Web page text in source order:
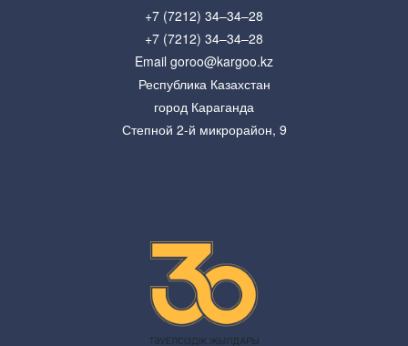
+7 (7212) 34–34–28
+7 (7212) 34–34–28
Email goroo@kargoo.kz
Республика Казахстан
город Караганда
Степной 2-й микрорайон, 9